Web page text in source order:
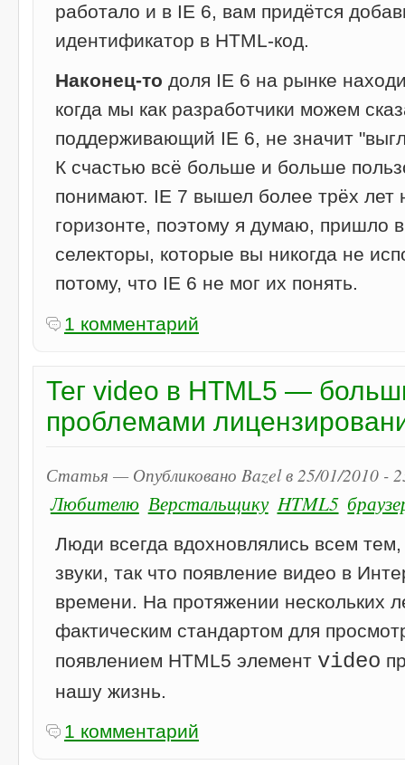
работало и в IE 6, вам придётся
идентификатор в HTML-код.
Наконец-то доля IE 6 на рынке
когда мы как разработчики можем
поддерживающий IE 6, не значит
К счастью всё больше и больше
понимают. IE 7 вышел более трёх лет
горизонте, поэтому я думаю, пришло
селекторы, которые вы никогда не
потому, что IE 6 не мог их понять.
1 комментарий
Тег video в HTML5 —
проблемами
Статья — Опубликовано Bazel в 25/01/2010 -
Любителю Верстальщику HTML5
Люди всегда вдохновлялись всем
звуки, так что появление видео в
времени. На протяжении нескольких
фактическим стандартом для
появлением HTML5 элемент video
нашу жизнь.
1 комментарий